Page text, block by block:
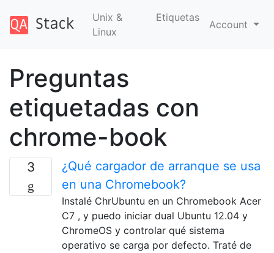
Unix &
Linux
Etiquetas
Account
Preguntas
etiquetadas con
chrome-book
3
¿Qué cargador de arranque se usa
en una Chromebook?
Instalé ChrUbuntu en un Chromebook Acer
C7 , y puedo iniciar dual Ubuntu 12.04 y
ChromeOS y controlar qué sistema
operativo se carga por defecto. Traté de